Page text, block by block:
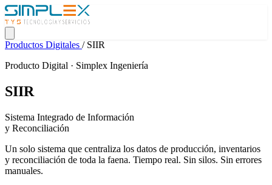
Productos Digitales / SIIR
Producto Digital · Simplex Ingeniería
SIIR
Sistema Integrado de Información
y Reconciliación
Un solo sistema que centraliza los datos de producción, inventarios
y reconciliación de toda la faena. Tiempo real. Sin silos. Sin errores
manuales.